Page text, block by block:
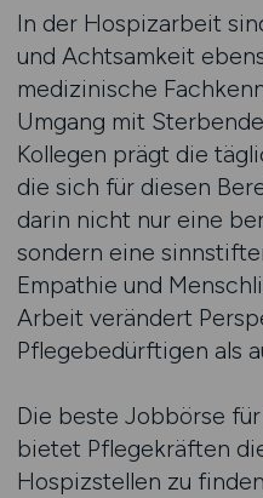
In der Hospizarbeit
und Achtsamkeit
medizinische
Umgang mit
Kollegen prägt die
die sich für diesen
darin nicht nur eine
sondern eine
Empathie und
Arbeit verändert
Pflegebedürftigen als
Die beste Jobbörse
bietet Pflegekräften
Hospizstellen zu